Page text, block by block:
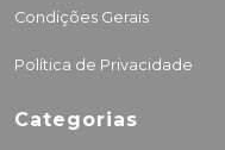
Condições Gerais
Política de Privacidade
Categorias